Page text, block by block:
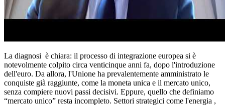
La diagnosi è chiara: il processo di integrazione europea si è
notevolmente colpito circa venticinque anni fa, dopo l'introduzione
dell'euro. Da allora, l'Unione ha prevalentemente amministrato le
conquiste già raggiunte, come la moneta unica e il mercato unico,
senza compiere nuovi passi decisivi. Eppure, quello che definiamo
“mercato unico” resta incompleto. Settori strategici come l'energia ,